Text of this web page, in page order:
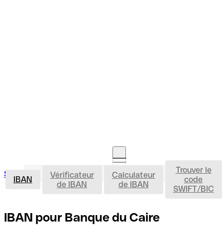
Se connecterOuvrir un compte IBAN
IBAN
Vérificateur
de IBAN
Calculateur
de IBAN
Trouver le
code
SWIFT/BIC
IBAN pour Banque du Caire